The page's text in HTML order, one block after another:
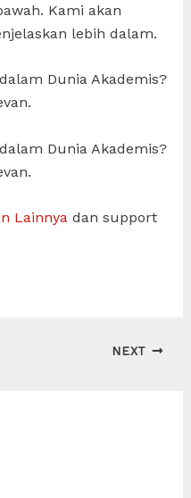
Kami akan
lebih dalam.
Dunia Akademis?
Dunia Akademis?
Lainnyadan support
NEXT